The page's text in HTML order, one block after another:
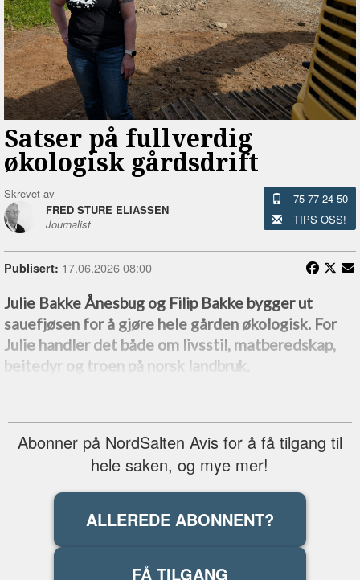
Satser på fullverdig
økologisk gårdsdrift
Skrevet av
FRED STURE ELIASSEN
Journalist
75 77 24 50
TIPS OSS!
Publisert: 17.06.2026 08:00
Julie Bakke Ånesbug og Filip Bakke bygger ut
sauefjøsen for å gjøre hele gården økologisk. For
Julie handler det både om livsstil, matberedskap,
beitedyr og troen på norsk landbruk.
Abonner på NordSalten Avis for å få tilgang til
hele saken, og mye mer!
ALLEREDE ABONNENT?
FÅ TILGANG